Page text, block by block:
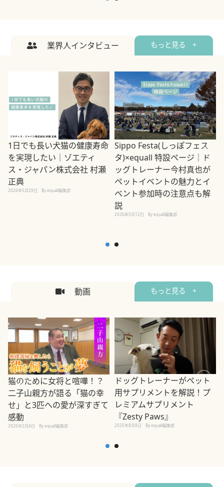
業界人インタビュー もっと見る +
1日でも長い犬猫の健康寿命
を実現したい｜ゾエティ
ス・ジャパン株式会社 村瀬
正典
2026年5月29日 By equall編集部
Sippo Festa(しっぽフェス
タ)×equall 特設ページ｜ド
ッグトレーナー今村真也が
ペットイベントの魅力とイ
ベント参加時の注意点も解
説
2026年5月12日 By equall編集部
動画 もっと見る +
猫のために女将と喧嘩！？
二子山親方が語る「猫の幸
せ」と3匹への愛が深すぎて
感動
2026年2月4日 By equall編集部
ドッグトレーナーがペット
用サプリメントを解説！プ
レミアムサプリメント
『Zesty Paws』
2025年8月8日 By equall編集部